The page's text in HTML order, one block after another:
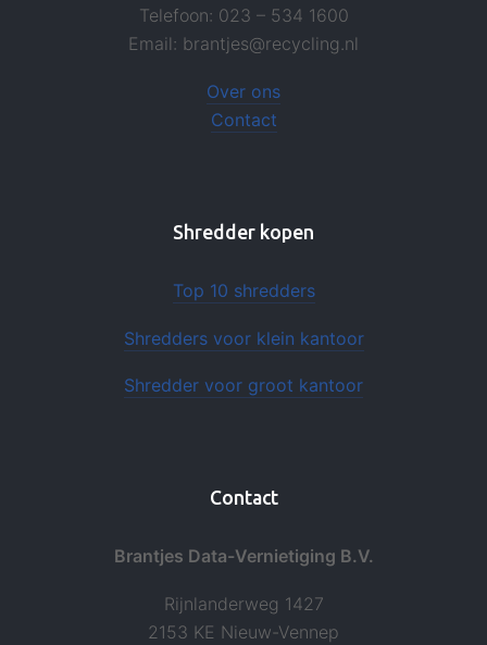
Telefoon: 023 – 534 1600
Email: brantjes@recycling.nl
Over ons
Contact
Shredder kopen
Top 10 shredders
Shredders voor klein kantoor
Shredder voor groot kantoor
Contact
Brantjes Data-Vernietiging B.V.
Rijnlanderweg 1427
2153 KE Nieuw-Vennep